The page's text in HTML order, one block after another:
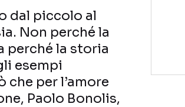
dal piccolo al
Non perché la
perché la storia
esempi
per l’amore
Paolo Bonolis,